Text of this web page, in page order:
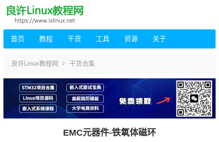
首页 教程 干货 工具 资源 关于
良许Linux教程网 干货合集
EMC元器件-铁氧体磁环